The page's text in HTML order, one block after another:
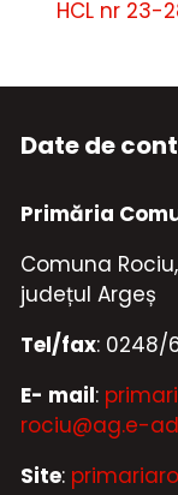
HCL nr 23-
Date de
Primăria
Comuna
județul Argeș
Tel/fax: 0248/
E- mail:
rociu@ag.e-
Site: